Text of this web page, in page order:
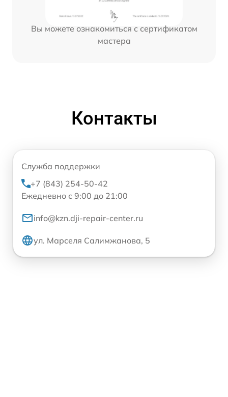
Вы можете ознакомиться с сертификатом
мастера
Контакты
Служба поддержки
+7 (843) 254-50-42
Ежедневно с 9:00 до 21:00
info@kzn.dji-repair-center.ru
ул. Марселя Салимжанова, 5